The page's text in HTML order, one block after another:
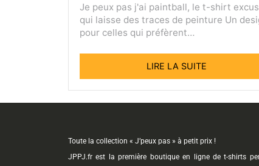
Je peux pas j'ai paintball, le t-shirt
qui laisse des traces de peinture Un
pour celles qui préfèrent…
LIRE LA SUITE
Toute la collection « J’peux pas » à petit prix !
JPPJ.fr est la première boutique en ligne de t-shirts